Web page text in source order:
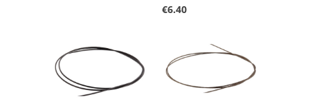
€6.40